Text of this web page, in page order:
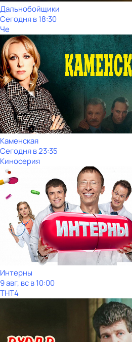
Дальнобойщики
Сегодня в 18:30
Че
Каменская
Сегодня в 23:35
Киносерия
Интерны
9 авг, вс в 10:00
ТНТ4